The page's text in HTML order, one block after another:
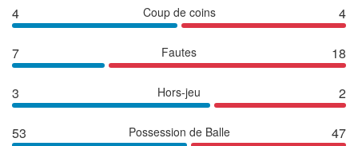
4 Coup de coins 4
7 Fautes 18
3 Hors-jeu 2
53 Possession de Balle 47